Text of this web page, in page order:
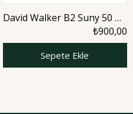
David Walker B2 Suny 50 ml
Kadın Parfüm | Aromatic
₺900,00
Sepete Ekle